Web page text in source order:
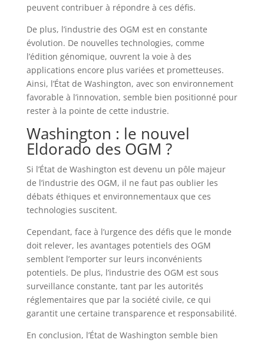
peuvent contribuer à répondre à ces défis.
De plus, l’industrie des OGM est en constante
évolution. De nouvelles technologies, comme
l’édition génomique, ouvrent la voie à des
applications encore plus variées et prometteuses.
Ainsi, l’État de Washington, avec son environnement
favorable à l’innovation, semble bien positionné pour
rester à la pointe de cette industrie.
Washington : le nouvel
Eldorado des OGM ?
Si l’État de Washington est devenu un pôle majeur
de l’industrie des OGM, il ne faut pas oublier les
débats éthiques et environnementaux que ces
technologies suscitent.
Cependant, face à l’urgence des défis que le monde
doit relever, les avantages potentiels des OGM
semblent l’emporter sur leurs inconvénients
potentiels. De plus, l’industrie des OGM est sous
surveillance constante, tant par les autorités
réglementaires que par la société civile, ce qui
garantit une certaine transparence et responsabilité.
En conclusion, l’État de Washington semble bien